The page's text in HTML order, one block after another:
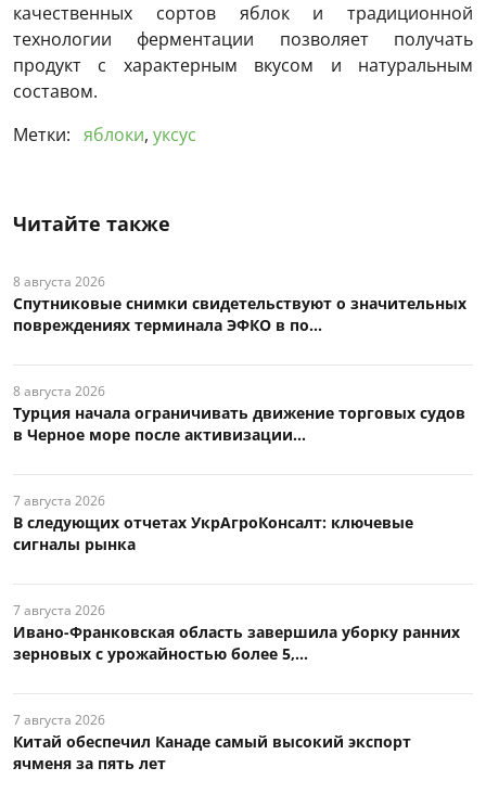
качественных сортов яблок и традиционной
технологии ферментации позволяет получать
продукт с характерным вкусом и натуральным
составом.
Метки: яблоки, уксус
Читайте также
8 августа 2026
Спутниковые снимки свидетельствуют о значительных
повреждениях терминала ЭФКО в по...
8 августа 2026
Турция начала ограничивать движение торговых судов
в Черное море после активизации...
7 августа 2026
В следующих отчетах УкрАгроКонсалт: ключевые
сигналы рынка
7 августа 2026
Ивано-Франковская область завершила уборку ранних
зерновых с урожайностью более 5,...
7 августа 2026
Китай обеспечил Канаде самый высокий экспорт
ячменя за пять лет